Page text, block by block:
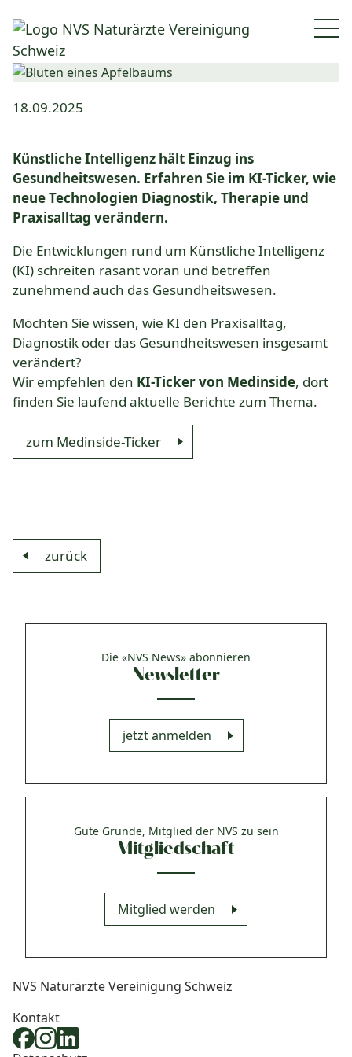
NVS
Naturärzte
Vereinigung
|
Startseite
DE |FR|IT
NVS Berufsverband
Organisation
Mitgliedschaft
Services für Verbände
Ziele & Werte
Branche & Praxis
Naturheilkunde
Komplementärtherapie
Praxisführung
Qualität & SPAK
Politik & Gesetze
Bildung
Aktuelle Veranstaltungen
Aktuelles
KI im Gesundheitswesen –
18.09.2025
Künstliche Intelligenz hält Einzug ins
Gesundheitswesen. Erfahren Sie im KI-Ticker, wie
neue Technologien Diagnostik, Therapie und
Praxisalltag verändern.
Die Entwicklungen rund um Künstliche Intelligenz
(KI) schreiten rasant voran und betreffen
zunehmend auch das Gesundheitswesen.
Möchten Sie wissen, wie KI den Praxisalltag,
Diagnostik oder das Gesundheitswesen insgesamt
verändert?
Wir empfehlen den KI-Ticker von Medinside, dort
finden Sie laufend aktuelle Berichte zum Thema.
zum Medinside-Ticker
zurück
Die «NVS News» abonnieren
Newsletter
jetzt anmelden
Gute Gründe, Mitglied der NVS zu sein
Mitgliedschaft
Mitglied werden
NVS Naturärzte Vereinigung Schweiz
Kontakt